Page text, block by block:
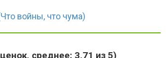
войны, что чума)
среднее: 3,71 из 5)